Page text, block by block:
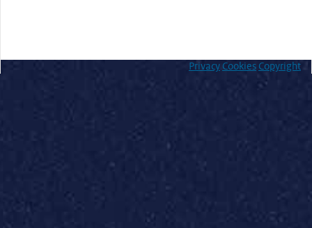
Privacy Cookies Copyright